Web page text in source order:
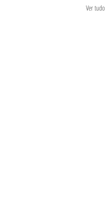
Ver tudo